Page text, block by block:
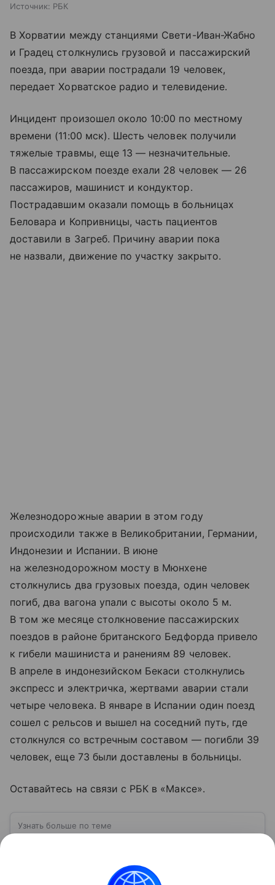
Источник: РБК
В Хорватии между станциями Свети-Иван-Жабно
и Градец столкнулись грузовой и пассажирский
поезда, при аварии пострадали 19 человек,
передает Хорватское радио и телевидение.
Инцидент произошел около 10:00 по местному
времени (11:00 мск). Шесть человек получили
тяжелые травмы, еще 13 — незначительные.
В пассажирском поезде ехали 28 человек — 26
пассажиров, машинист и кондуктор.
Пострадавшим оказали помощь в больницах
Беловара и Копривницы, часть пациентов
доставили в Загреб. Причину аварии пока
не назвали, движение по участку закрыто.
Железнодорожные аварии в этом году
происходили также в Великобритании, Германии,
Индонезии и Испании. В июне
на железнодорожном мосту в Мюнхене
столкнулись два грузовых поезда, один человек
погиб, два вагона упали с высоты около 5 м.
В том же месяце столкновение пассажирских
поездов в районе британского Бедфорда привело
к гибели машиниста и ранениям 89 человек.
В апреле в индонезийском Бекаси столкнулись
экспресс и электричка, жертвами аварии стали
четыре человека. В январе в Испании один поезд
сошел с рельсов и вышел на соседний путь, где
столкнулся со встречным составом — погибли 39
человек, еще 73 были доставлены в больницы.
Оставайтесь на связи с РБК в «Максе».
Узнать больше по теме
Великобритания остается одним из наиболее
известных государств мира. Страна сыграла